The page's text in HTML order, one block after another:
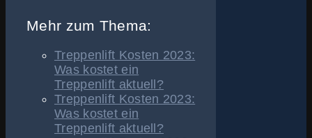
Mehr zum Thema:
Treppenlift Kosten 2023:
Was kostet ein
Treppenlift aktuell?
Treppenlift Kosten 2023:
Was kostet ein
Treppenlift aktuell?